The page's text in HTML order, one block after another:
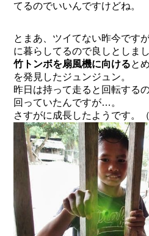
てるのでいいんですけどね。
とまあ、ツイてない昨今です
に暮らしてるので良しとしまし
竹トンボを扇風機に向けると
を発見したジュンジュン。
昨日は持って走ると回転する
回っていたんですが…。
さすがに成長したようです。（